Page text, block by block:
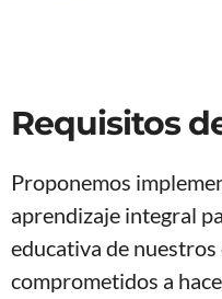
Requisitos
Proponemos
aprendizaje integral
educativa de
comprometidos a